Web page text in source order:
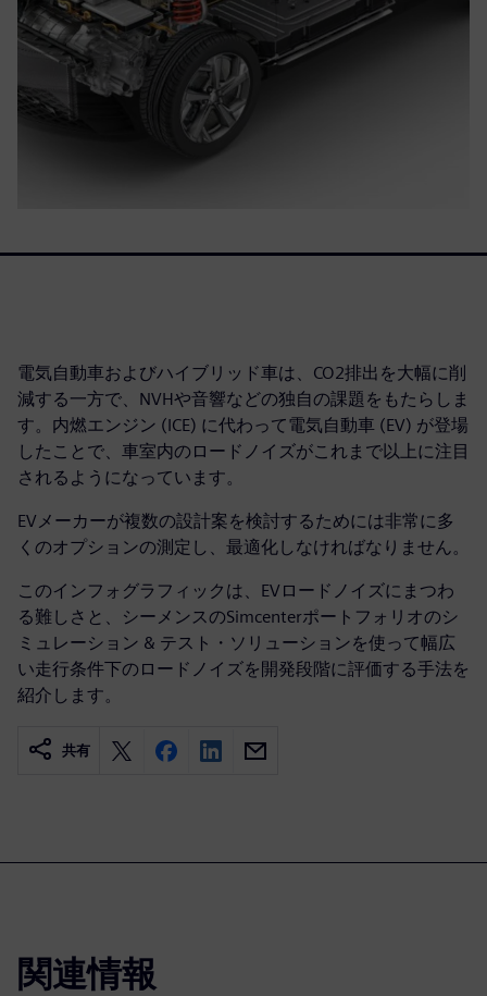
電気自動車およびハイブリッド車は、CO2排出を大幅に削
減する一方で、NVHや音響などの独自の課題をもたらしま
す。内燃エンジン (ICE) に代わって電気自動車 (EV) が登場
したことで、車室内のロードノイズがこれまで以上に注目
されるようになっています。
EVメーカーが複数の設計案を検討するためには非常に多
くのオプションの測定し、最適化しなければなりません。
このインフォグラフィックは、EVロードノイズにまつわ
る難しさと、シーメンスのSimcenterポートフォリオのシ
ミュレーション & テスト・ソリューションを使って幅広
い走行条件下のロードノイズを開発段階に評価する手法を
紹介します。
共有
関連情報